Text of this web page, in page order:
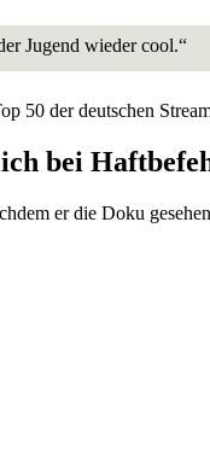
Jugend wieder cool.“
50 der deutschen
bei
er die Doku